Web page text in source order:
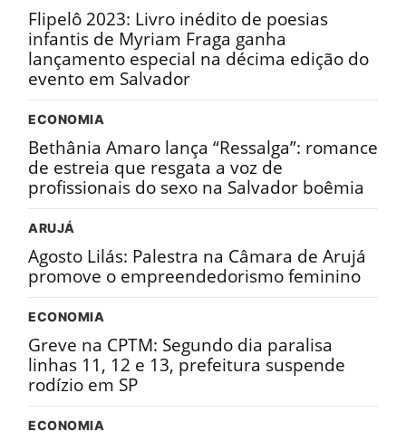
Flipelô 2023: Livro inédito de poesias
infantis de Myriam Fraga ganha
lançamento especial na décima edição do
evento em Salvador
ECONOMIA
Bethânia Amaro lança “Ressalga”: romance
de estreia que resgata a voz de
profissionais do sexo na Salvador boêmia
ARUJÁ
Agosto Lilás: Palestra na Câmara de Arujá
promove o empreendedorismo feminino
ECONOMIA
Greve na CPTM: Segundo dia paralisa
linhas 11, 12 e 13, prefeitura suspende
rodízio em SP
ECONOMIA